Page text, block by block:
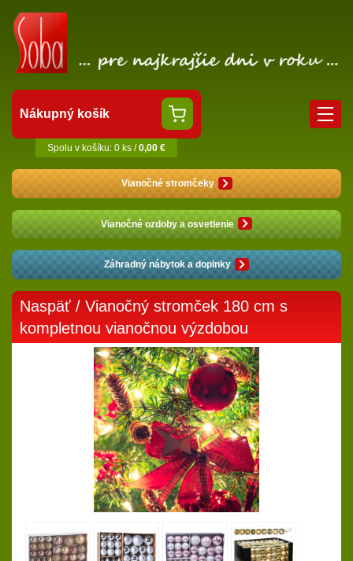
Nákupný košík
Spolu v košíku: 0 ks /0,00 €
Vianočné stromčeky
Vianočné ozdoby a osvetlenie
Záhradný nábytok a doplnky
Naspäť / Vianočný stromček 180 cm s
kompletnou vianočnou výzdobou